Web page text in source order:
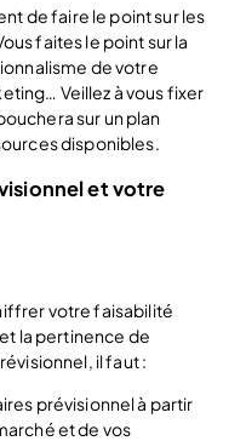
de faire le point sur les
faites le point sur la
de votre
Veillez à vous fixer
sur un plan
disponibles.
et votre
votre faisabilité
la pertinence de
il faut :
prévisionnel à partir
et de vos